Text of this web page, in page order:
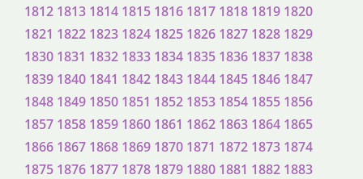
1812 1813 1814 1815 1816 1817 1818 1819 1820
1821 1822 1823 1824 1825 1826 1827 1828 1829
1830 1831 1832 1833 1834 1835 1836 1837 1838
1839 1840 1841 1842 1843 1844 1845 1846 1847
1848 1849 1850 1851 1852 1853 1854 1855 1856
1857 1858 1859 1860 1861 1862 1863 1864 1865
1866 1867 1868 1869 1870 1871 1872 1873 1874
1875 1876 1877 1878 1879 1880 1881 1882 1883